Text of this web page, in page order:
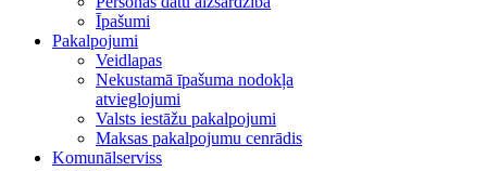
Īpašumi
Pakalpojumi
Veidlapas
Nekustamā īpašuma nodokļa
atvieglojumi
Valsts iestāžu pakalpojumi
Maksas pakalpojumu cenrādis
Komunālserviss